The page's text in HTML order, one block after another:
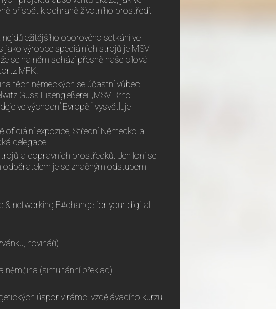
přispět k ochraně životního prostředí.
oborového setkání ve
jako výrobce speciálních strojů je MSV
se na něm schází přesně naše cílová
MFK.
těch německých se účastní vůbec
Guss Eisengießerei: „MSV Brno
ve východní Evropě,“ vysvětluje
oficiální expozice, Střední Německo a
delegace.
a dopravních prostředků. Jen loni se
je se značným odstupem
networking E#change for your digital
novináři)
němčina (simultánní překlad)
úspor v rámci vzdělávacího kurzu